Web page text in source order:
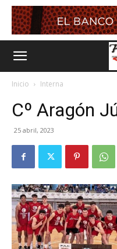
Inicio Interna
Cº Aragón
25 abril, 2023